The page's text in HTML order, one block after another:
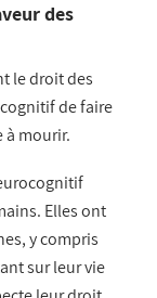
des
le droit des
de faire
à mourir.
Elles ont
y compris
sur leur vie